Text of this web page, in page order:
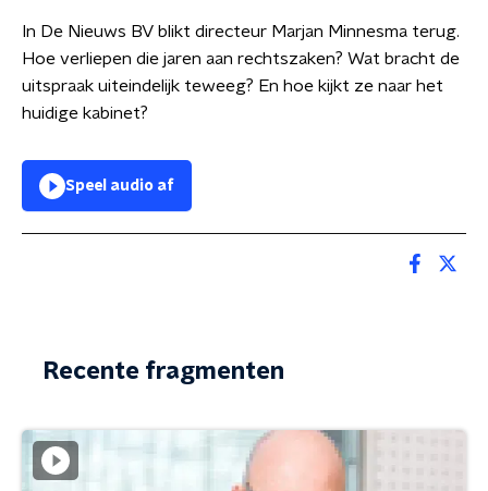
In De Nieuws BV blikt directeur Marjan Minnesma terug.
Hoe verliepen die jaren aan rechtszaken? Wat bracht de
uitspraak uiteindelijk teweeg? En hoe kijkt ze naar het
huidige kabinet?
Speel audio af
Recente fragmenten